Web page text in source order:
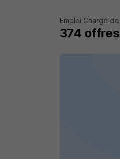
Emploi Chargé
374